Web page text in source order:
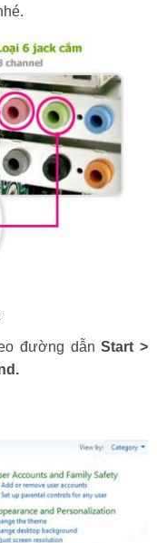
đường dẫnStart >